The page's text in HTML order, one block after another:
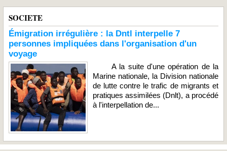
SOCIETE
Émigration irrégulière : la Dntl interpelle 7
personnes impliquées dans l'organisation d'un
voyage
A la suite d'une opération de la
Marine nationale, la Division nationale
de lutte contre le trafic de migrants et
pratiques assimilées (Dnlt), a procédé
à l'interpellation de...